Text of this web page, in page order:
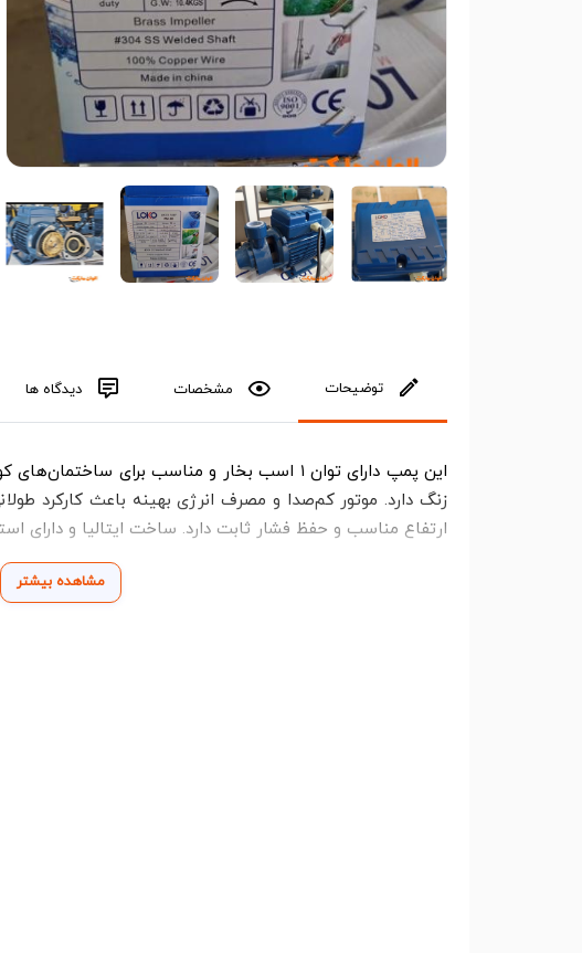
توضیحات مشخصات دیدگاه ها
این پمپ دارای توان ۱ اسب بخار و مناسب برای
زنگ دارد. موتور کم‌صدا و مصرف انرژی بهینه باعث کارکرد
ارتفاع مناسب و حفظ فشار ثابت دارد. ساخت ایتالیا و دارای
مشاهده بیشتر